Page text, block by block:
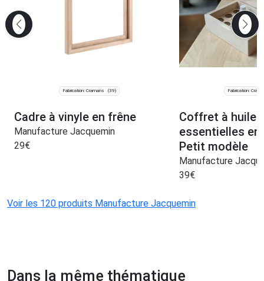
Fabrication: Cramans (39)
Cadre à vinyle en frêne
Manufacture Jacquemin
29€
Fabrication:
Coffret à huiles
essentielles en
Petit modèle
Manufacture
39€
Voir les 120 produits Manufacture Jacquemin
Dans la même thématique